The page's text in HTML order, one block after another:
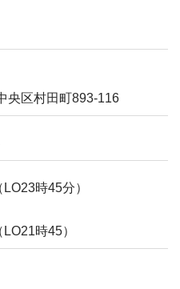
央区村田町893-116
時45分）
時45）